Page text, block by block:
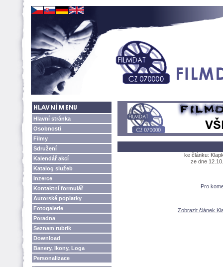
Hlavní stránka
Osobnosti
Filmy
Sdružení
Kalendář akcí
Katalog služeb
Inzerce
Kontaktní formulář
Autorské poplatky
Fotogalerie
Poradna
Seznam rubrik
Download
Banery, Ikony, Loga
Personalizace
ke článku:
ze dne
Pro
Zobrazit článek